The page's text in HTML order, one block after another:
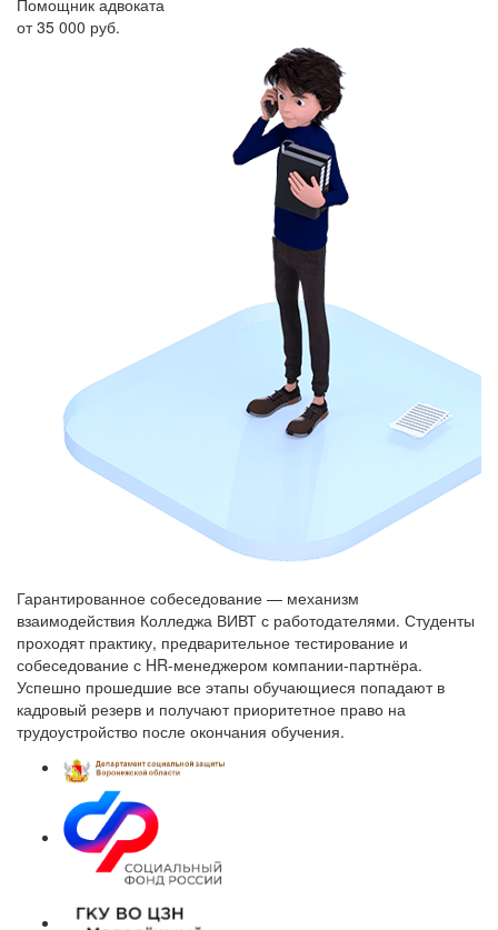
Помощник адвоката
от 35 000 руб.
Гарантированное собеседование — механизм
взаимодействия Колледжа ВИВТ с работодателями. Студенты
проходят практику, предварительное тестирование и
собеседование с HR‑менеджером компании‑партнёра.
Успешно прошедшие все этапы обучающиеся попадают в
кадровый резерв и получают приоритетное право на
трудоустройство после окончания обучения.